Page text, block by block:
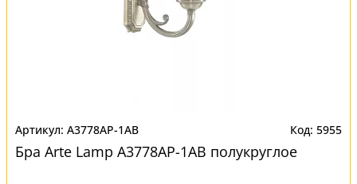
A3778AP-1AB 5955
Бра Arte Lamp A3778AP-1AB полукруглое